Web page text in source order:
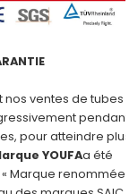
nos ventes de tubes
pendant
pour atteindre plus
YOUFAa été
Marque renommée